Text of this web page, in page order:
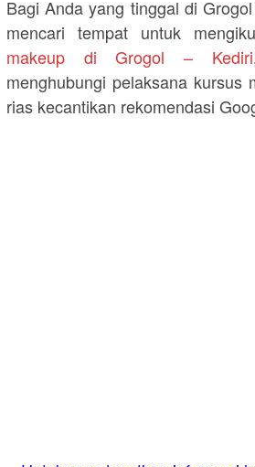
Bagi Anda yang tinggal di
mencari tempat untuk
makeup di Grogol – Kediri
menghubungi pelaksana kursus
rias kecantikan rekomendasi